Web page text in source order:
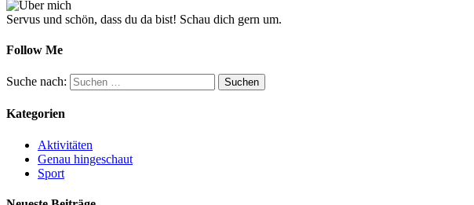
Servus und schön, dass du da bist! Schau dich gern um.
Follow Me
Suche nach:
Kategorien
Aktivitäten
Genau hingeschaut
Sport